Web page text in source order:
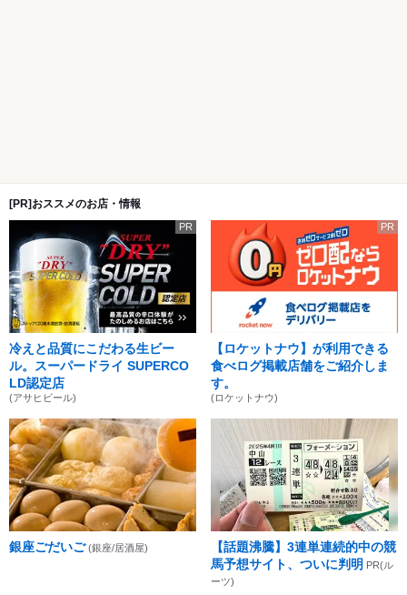
[PR]おススメのお店・情報
PR
冷えと品質にこだわる生ビー
ル。スーパードライ SUPERCO
LD認定店
(アサヒビール)
PR
【ロケットナウ】が利用できる
食べログ掲載店舗をご紹介しま
す。
(ロケットナウ)
銀座ごだいご (銀座/居酒屋)
【話題沸騰】3連単連続的中の競
馬予想サイト、ついに判明 PR(ル
ーツ)